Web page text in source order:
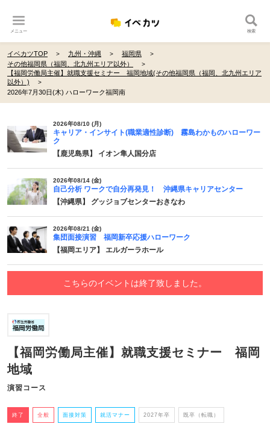
メニュー 検索
イベカツTOP 九州・沖縄
福岡県
その他福岡県（福岡、北九州エリア以外）
【福岡労働局主催】就職支援セミナー 福岡地域(その他福岡県（福岡、北九州エリア
以外）)
2026年7月30日(木) ハローワーク福岡南
2026年08/10 (月)
キャリア・インサイト(職業適性診断) 霧島わかものハローワー
ク
【鹿児島県】 イオン隼人国分店
2026年08/14 (金)
自己分析 ワークで自分再発見！ 沖縄県キャリアセンター
【沖縄県】 グッジョブセンターおきなわ
2026年08/21 (金)
集団面接演習 福岡新卒応援ハローワーク
【福岡エリア】 エルガーラホール
こちらのイベントは終了致しました。
【福岡労働局主催】就職支援セミナー 福岡
地域
演習コース
終了 全般 面接対策 就活マナー 2027年卒 既卒（転職）